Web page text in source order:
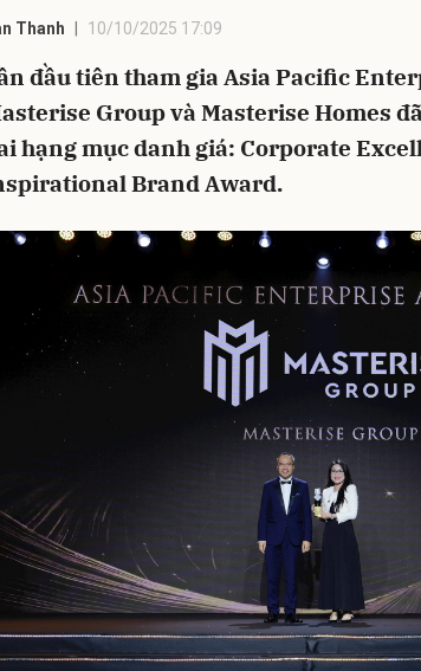
Thanh 10/10/2025 17:09
đầu tiên tham gia Asia Pacific
Group và Masterise Homes
hạng mục danh giá: Corporate
Brand Award.